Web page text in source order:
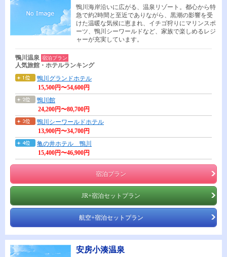
鴨川海岸沿いに広がる、温泉リゾート。都心から特
急で約2時間と至近でありながら、黒潮の影響を受
けた温暖な気候に恵まれ、イチゴ狩りにマリンスポ
ーツ、鴨川シーワールドなど、家族で楽しめるレジ
ャーが充実しています。
鴨川温泉 宿泊プラン
人気旅館・ホテルランキング
鴨川グランドホテル
15,500円〜54,600円
鴨川館
24,200円〜80,700円
鴨川シーワールドホテル
13,900円〜34,700円
亀の井ホテル 鴨川
15,400円〜46,900円
宿泊プラン
JR+宿泊セットプラン
航空+宿泊セットプラン
安房小湊温泉